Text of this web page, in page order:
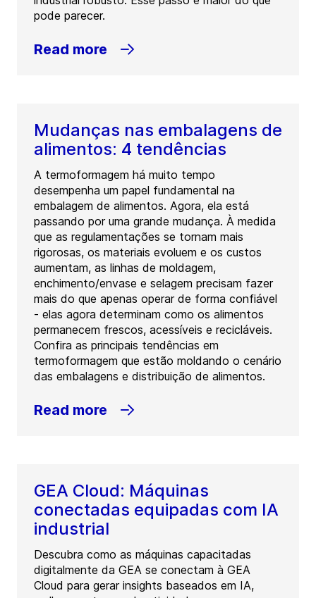
pode parecer.
Read more
Mudanças nas embalagens de
alimentos: 4 tendências
A termoformagem há muito tempo
desempenha um papel fundamental na
embalagem de alimentos. Agora, ela está
passando por uma grande mudança. À medida
que as regulamentações se tornam mais
rigorosas, os materiais evoluem e os custos
aumentam, as linhas de moldagem,
enchimento/envase e selagem precisam fazer
mais do que apenas operar de forma confiável
- elas agora determinam como os alimentos
permanecem frescos, acessíveis e recicláveis.
Confira as principais tendências em
termoformagem que estão moldando o cenário
das embalagens e distribuição de alimentos.
Read more
GEA Cloud: Máquinas
conectadas equipadas com IA
industrial
Descubra como as máquinas capacitadas
digitalmente da GEA se conectam à GEA
Cloud para gerar insights baseados em IA,